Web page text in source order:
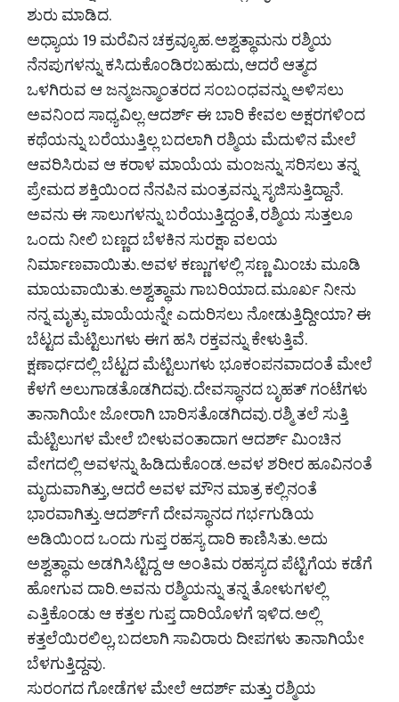
ಶುರು ಮಾಡಿದ.
ಅಧ್ಯಾಯ 19 ಮರೆವಿನ ಚಕ್ರವ್ಯೂಹ. ಅಶ್ವತ್ಥಾಮನು ರಶ್ಮಿಯ
ನೆನಪುಗಳನ್ನು ಕಸಿದುಕೊಂಡಿರಬಹುದು, ಆದರೆ ಆತ್ಮದ
ಒಳಗಿರುವ ಆ ಜನ್ಮಜನ್ಮಾಂತರದ ಸಂಬಂಧವನ್ನು ಅಳಿಸಲು
ಅವನಿಂದ ಸಾಧ್ಯವಿಲ್ಲ. ಆದರ್ಶ್ ಈ ಬಾರಿ ಕೇವಲ ಅಕ್ಷರಗಳಿಂದ
ಕಥೆಯನ್ನು ಬರೆಯುತ್ತಿಲ್ಲ ಬದಲಾಗಿ ರಶ್ಮಿಯ ಮೆದುಳಿನ ಮೇಲೆ
ಆವರಿಸಿರುವ ಆ ಕರಾಳ ಮಾಯೆಯ ಮಂಜನ್ನು ಸರಿಸಲು ತನ್ನ
ಪ್ರೇಮದ ಶಕ್ತಿಯಿಂದ ನೆನಪಿನ ಮಂತ್ರವನ್ನು ಸೃಜಿಸುತ್ತಿದ್ದಾನೆ.
ಅವನು ಈ ಸಾಲುಗಳನ್ನು ಬರೆಯುತ್ತಿದ್ದಂತೆ, ರಶ್ಮಿಯ ಸುತ್ತಲೂ
ಒಂದು ನೀಲಿ ಬಣ್ಣದ ಬೆಳಕಿನ ಸುರಕ್ಷಾ ವಲಯ
ನಿರ್ಮಾಣವಾಯಿತು. ಅವಳ ಕಣ್ಣುಗಳಲ್ಲಿ ಸಣ್ಣ ಮಿಂಚು ಮೂಡಿ
ಮಾಯವಾಯಿತು. ಅಶ್ವತ್ಥಾಮ ಗಾಬರಿಯಾದ. ಮೂರ್ಖ ನೀನು
ನನ್ನ ಮೃತ್ಯು ಮಾಯೆಯನ್ನೇ ಎದುರಿಸಲು ನೋಡುತ್ತಿದ್ದೀಯಾ? ಈ
ಬೆಟ್ಟದ ಮೆಟ್ಟಿಲುಗಳು ಈಗ ಹಸಿ ರಕ್ತವನ್ನು ಕೇಳುತ್ತಿವೆ.
ಕ್ಷಣಾರ್ಧದಲ್ಲಿ ಬೆಟ್ಟದ ಮೆಟ್ಟಿಲುಗಳು ಭೂಕಂಪನವಾದಂತೆ ಮೇಲೆ
ಕೆಳಗೆ ಅಲುಗಾಡತೊಡಗಿದವು. ದೇವಸ್ಥಾನದ ಬೃಹತ್ ಗಂಟೆಗಳು
ತಾನಾಗಿಯೇ ಜೋರಾಗಿ ಬಾರಿಸತೊಡಗಿದವು. ರಶ್ಮಿ ತಲೆ ಸುತ್ತಿ
ಮೆಟ್ಟಿಲುಗಳ ಮೇಲೆ ಬೀಳುವಂತಾದಾಗ ಆದರ್ಶ್ ಮಿಂಚಿನ
ವೇಗದಲ್ಲಿ ಅವಳನ್ನು ಹಿಡಿದುಕೊಂಡ. ಅವಳ ಶರೀರ ಹೂವಿನಂತೆ
ಮೃದುವಾಗಿತ್ತು, ಆದರೆ ಅವಳ ಮೌನ ಮಾತ್ರ ಕಲ್ಲಿನಂತೆ
ಭಾರವಾಗಿತ್ತು. ಆದರ್ಶ್‌ಗೆ ದೇವಸ್ಥಾನದ ಗರ್ಭಗುಡಿಯ
ಅಡಿಯಿಂದ ಒಂದು ಗುಪ್ತ ರಹಸ್ಯ ದಾರಿ ಕಾಣಿಸಿತು. ಅದು
ಅಶ್ವತ್ಥಾಮ ಅಡಗಿಸಿಟ್ಟಿದ್ದ ಆ ಅಂತಿಮ ರಹಸ್ಯದ ಪೆಟ್ಟಿಗೆಯ ಕಡೆಗೆ
ಹೋಗುವ ದಾರಿ. ಅವನು ರಶ್ಮಿಯನ್ನು ತನ್ನ ತೋಳುಗಳಲ್ಲಿ
ಎತ್ತಿಕೊಂಡು ಆ ಕತ್ತಲ ಗುಪ್ತ ದಾರಿಯೊಳಗೆ ಇಳಿದ. ಅಲ್ಲಿ
ಕತ್ತಲೆಯಿರಲಿಲ್ಲ, ಬದಲಾಗಿ ಸಾವಿರಾರು ದೀಪಗಳು ತಾನಾಗಿಯೇ
ಬೆಳಗುತ್ತಿದ್ದವು.
ಸುರಂಗದ ಗೋಡೆಗಳ ಮೇಲೆ ಆದರ್ಶ್ ಮತ್ತು ರಶ್ಮಿಯ